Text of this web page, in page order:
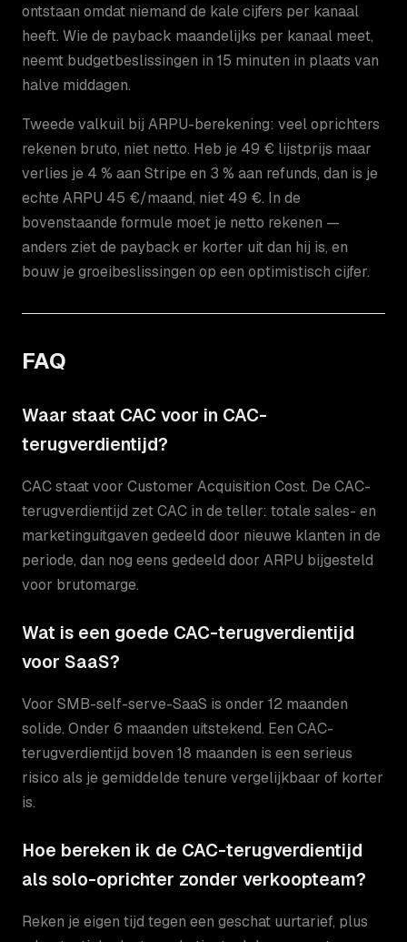
ontstaan omdat niemand de kale cijfers per kanaal
heeft. Wie de payback maandelijks per kanaal meet,
neemt budgetbeslissingen in 15 minuten in plaats van
halve middagen.
Tweede valkuil bij ARPU-berekening: veel oprichters
rekenen bruto, niet netto. Heb je 49 € lijstprijs maar
verlies je 4 % aan Stripe en 3 % aan refunds, dan is je
echte ARPU 45 €/maand, niet 49 €. In de
bovenstaande formule moet je netto rekenen —
anders ziet de payback er korter uit dan hij is, en
bouw je groeibeslissingen op een optimistisch cijfer.
FAQ
Waar staat CAC voor in CAC-
terugverdientijd?
CAC staat voor Customer Acquisition Cost. De CAC-
terugverdientijd zet CAC in de teller: totale sales- en
marketinguitgaven gedeeld door nieuwe klanten in de
periode, dan nog eens gedeeld door ARPU bijgesteld
voor brutomarge.
Wat is een goede CAC-terugverdientijd
voor SaaS?
Voor SMB-self-serve-SaaS is onder 12 maanden
solide. Onder 6 maanden uitstekend. Een CAC-
terugverdientijd boven 18 maanden is een serieus
risico als je gemiddelde tenure vergelijkbaar of korter
is.
Hoe bereken ik de CAC-terugverdientijd
als solo-oprichter zonder verkoopteam?
Reken je eigen tijd tegen een geschat uurtarief, plus